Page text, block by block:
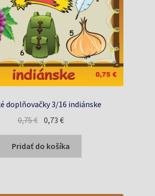
doplňovačky 3/16 indiánske
0,75€ Pôvodná
bola:
0,75 €.
0,73€Aktuálna
je:
0,73 €.
Pridať do košíka